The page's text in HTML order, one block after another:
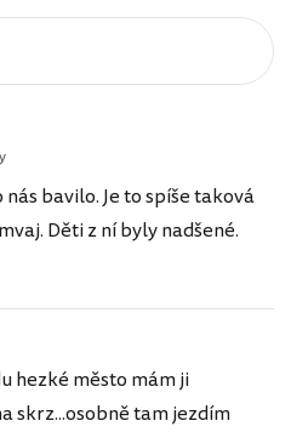
bavilo. Je to spíše taková
Děti z ní byly nadšené.
hezké město mám ji
skrz...osobně tam jezdím